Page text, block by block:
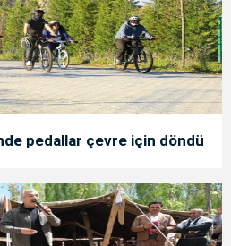
pedallar çevre için döndü